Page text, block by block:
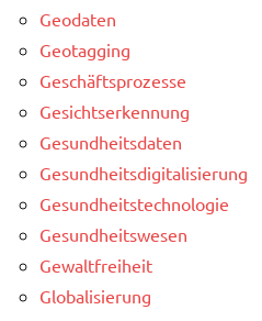
Geodaten
Geotagging
Geschäftsprozesse
Gesichtserkennung
Gesundheitsdaten
Gesundheitsdigitalisierung
Gesundheitstechnologie
Gesundheitswesen
Gewaltfreiheit
Globalisierung